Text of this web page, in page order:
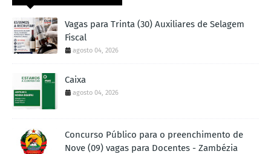
Vagas para Trinta (30) Auxiliares de Selagem
Fiscal
agosto 04, 2026
Caixa
agosto 04, 2026
Concurso Público para o preenchimento de
Nove (09) vagas para Docentes - Zambézia